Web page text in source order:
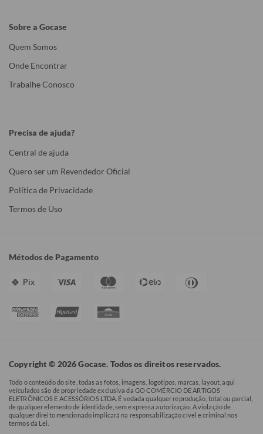
Sobre a Gocase
Quem Somos
Onde Encontrar
Trabalhe Conosco
Precisa de ajuda?
Central de ajuda
Quero ser um Revendedor Oficial
Política de Privacidade
Termos de Uso
Métodos de Pagamento
Pix
Copyright © 2026 Gocase. Todos os direitos reservados.
Todo o conteúdo do site, todas as fotos, imagens, logotipos, marcas, layout, aqui
veículados são de propriedade exclusiva da GO COMÉRCIO DE ARTIGOS
ELETRÔNICOS E ACESSÓRIOS LTDA. É vedada qualquer reprodução, total ou parcial,
de qualquer elemento de identidade, sem expressa autorização. A violação de
qualquer direito mencionado implicará na responsabilização cível e criminal nos
termos da Lei.